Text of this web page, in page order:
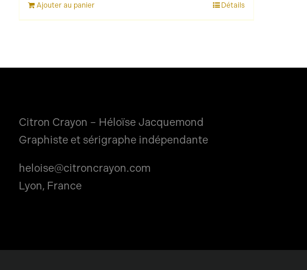
Ajouter au panier Détails
Citron Crayon – Héloïse Jacquemond
Graphiste et sérigraphe indépendante
heloise@citroncrayon.com
Lyon, France